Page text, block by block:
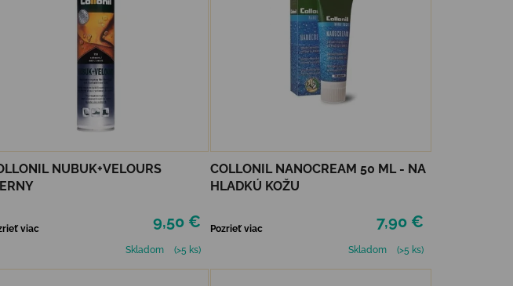
NUBUK+VELOURS
9,50 €
viac
Skladom
(>5 ks)
COLLONIL NANOCREAM 50 ML - NA
HLADKÚ KOŽU
7,90 €
Pozrieť viac
Skladom
(>5 ks)